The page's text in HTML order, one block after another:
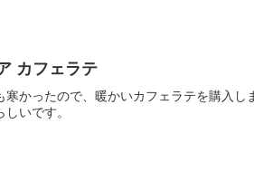
カフェラテ
寒かったので、暖かいカフェラテを購入し
いです。